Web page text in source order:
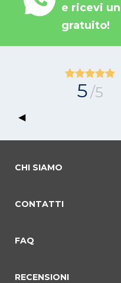
e ricevi
gratuito!
Previous Slide
◀︎
5/5
CHI SIAMO
CONTATTI
FAQ
RECENSIONI